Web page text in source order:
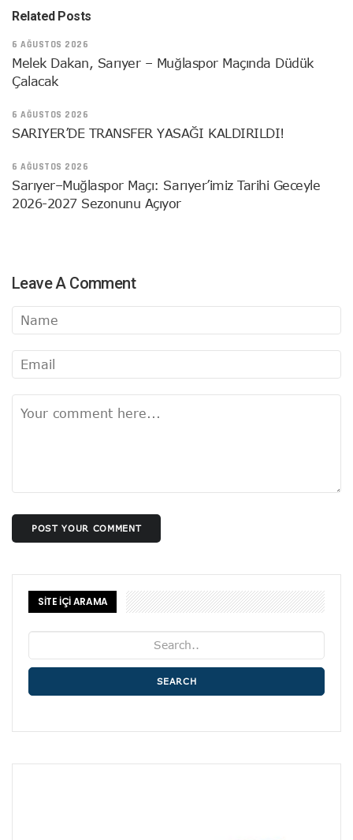
Related Posts
6 AĞUSTOS 2026
Melek Dakan, Sarıyer – Muğlaspor Maçında Düdük
Çalacak
6 AĞUSTOS 2026
SARIYER’DE TRANSFER YASAĞI KALDIRILDI!
6 AĞUSTOS 2026
Sarıyer–Muğlaspor Maçı: Sarıyer’imiz Tarihi Geceyle
2026-2027 Sezonunu Açıyor
Leave A Comment
POST YOUR COMMENT
SİTE İÇİ ARAMA
SEARCH